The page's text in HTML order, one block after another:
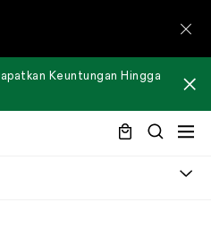
Keuntungan Hingga